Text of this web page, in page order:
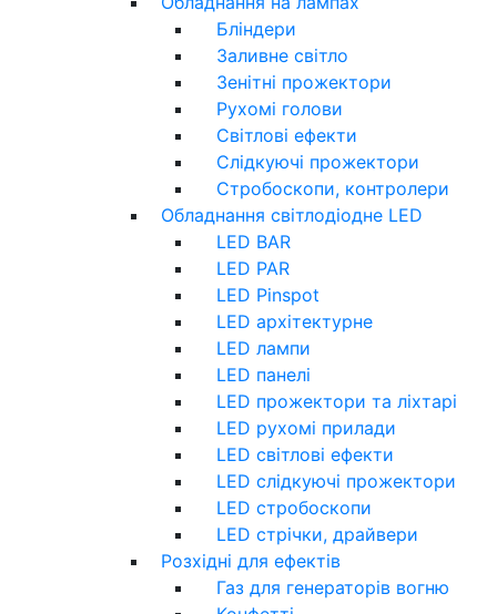
Бліндери
Заливне світло
Зенітні прожектори
Рухомі голови
Світлові ефекти
Слідкуючі прожектори
Стробоскопи, контролери
Обладнання світлодіодне LED
LED BAR
LED PAR
LED Pinspot
LED архітектурне
LED лампи
LED панелі
LED прожектори та ліхтарі
LED рухомі прилади
LED світлові ефекти
LED слідкуючі прожектори
LED стробоскопи
LED стрічки, драйвери
Розхідні для ефектів
Газ для генераторів вогню